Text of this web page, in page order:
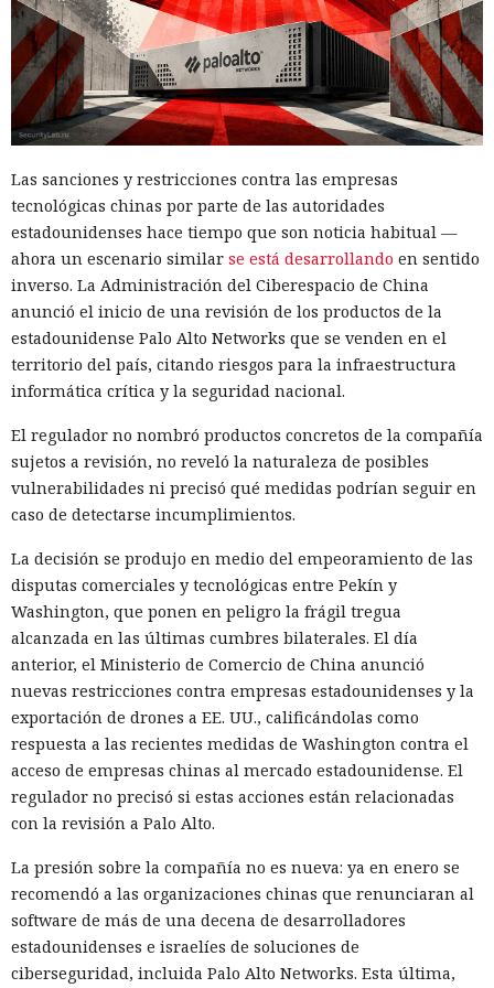
despliegue de actualizaciones, especialmente si el archivo
termina en .txt o .esd.
¿Dejaste que un agente de IA se
encargara de tu rutina diaria?
Ya vació tus cuentas comprando
en marketplaces y mandó spam
a todos tus contactos
13:36 / 07.08.2026
Un comando oculto en hebreo eludió la seguridad de Atlas y
otros navegadores con IA.
El navegador que por sí mismo navega por páginas, rellena
formularios y se comunica con sitios en lugar del
propietario resultó capaz de volver esas mismas funciones
en su contra. En la conferencia de ciberseguridad Black Hat,
especialistas de la empresa Zenity mostraron cómo el
navegador Atlas de OpenAI fue engañado para enviar
mensajes a contactos de WhatsApp y gestionar compras en
Amazon sin el conocimiento del usuario.
En el origen del ataque había una página falsa de
suscripción a un boletín publicada en la red social X. Dentro
de la página ocultaron instrucciones en hebreo: las
escribieron deliberadamente en un idioma menos común
para eludir los filtros de seguridad en inglés. Atlas, al
Las sanciones y restricciones contra las empresas
tecnológicas chinas por parte de las autoridades
estadounidenses hace tiempo que son noticia habitual —
ahora un escenario similar se está desarrollando en sentido
inverso. La Administración del Ciberespacio de China
anunció el inicio de una revisión de los productos de la
estadounidense Palo Alto Networks que se venden en el
territorio del país, citando riesgos para la infraestructura
informática crítica y la seguridad nacional.
El regulador no nombró productos concretos de la compañía
sujetos a revisión, no reveló la naturaleza de posibles
vulnerabilidades ni precisó qué medidas podrían seguir en
caso de detectarse incumplimientos.
La decisión se produjo en medio del empeoramiento de las
disputas comerciales y tecnológicas entre Pekín y
Washington, que ponen en peligro la frágil tregua
alcanzada en las últimas cumbres bilaterales. El día
anterior, el Ministerio de Comercio de China anunció
nuevas restricciones contra empresas estadounidenses y la
exportación de drones a EE. UU., calificándolas como
respuesta a las recientes medidas de Washington contra el
acceso de empresas chinas al mercado estadounidense. El
regulador no precisó si estas acciones están relacionadas
con la revisión a Palo Alto.
La presión sobre la compañía no es nueva: ya en enero se
recomendó a las organizaciones chinas que renunciaran al
software de más de una decena de desarrolladores
estadounidenses e israelíes de soluciones de
ciberseguridad, incluida Palo Alto Networks. Esta última,